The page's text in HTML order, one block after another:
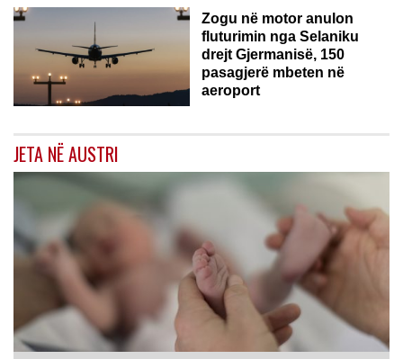
Zogu në motor anulon
fluturimin nga Selaniku
drejt Gjermanisë, 150
pasagjerë mbeten në
aeroport
JETA NË AUSTRI